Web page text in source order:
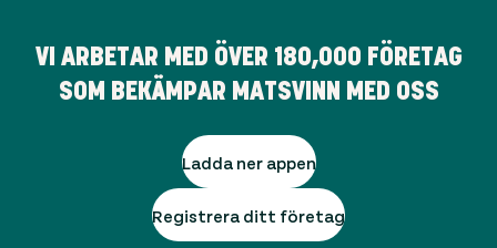
VI ARBETAR MED ÖVER 180,000 FÖRETAG
SOM BEKÄMPAR MATSVINN MED OSS
Ladda ner appen
Registrera ditt företag